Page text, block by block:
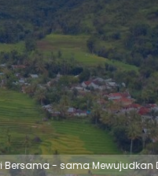
Mewujudkan Desa Abuan